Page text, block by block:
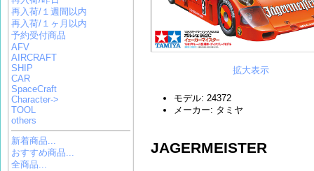
再入荷/１週間以内
再入荷/１ヶ月以内
予約受付商品
AFV
AIRCRAFT
SHIP
CAR
SpaceCraft
Character->
TOOL
others
新着商品...
おすすめ商品...
全商品...
拡大表示
モデル: 24372
メーカー: タミヤ
JAGERMEISTER